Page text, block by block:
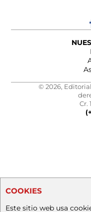
© 2026,
Cr.
COOKIES
Este sitio web usa